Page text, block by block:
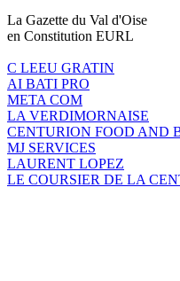
La Gazette du Val d'Oise
en Constitution EURL
C LEEU GRATIN
AI BATI PRO
META COM
LA VERDIMORNAISE
CENTURION FOOD AND
MJ SERVICES
LAURENT LOPEZ
LE COURSIER DE LA